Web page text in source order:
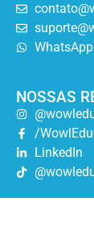
NOSSAS
/
LinkedIn